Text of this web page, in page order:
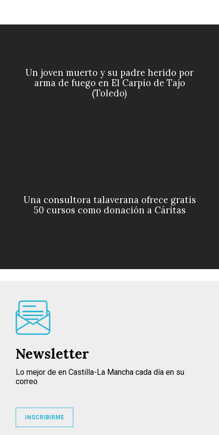
Un joven muerto y su padre herido por
arma de fuego en El Carpio de Tajo
(Toledo)
Una consultora talaverana ofrece gratis
50 cursos como donación a Cáritas
Newsletter
Lo mejor de en Castilla-La Mancha cada día en su
correo
INSCRIBIRME